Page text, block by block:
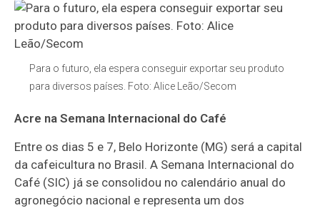
Para o futuro, ela espera conseguir exportar seu produto
para diversos países. Foto: Alice Leão/Secom
Acre na Semana Internacional do Café
Entre os dias 5 e 7, Belo Horizonte (MG) será a capital
da cafeicultura no Brasil. A Semana Internacional do
Café (SIC) já se consolidou no calendário anual do
agronegócio nacional e representa um dos